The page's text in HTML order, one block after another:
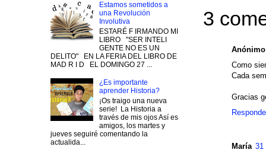
3
Anónimo
Como
Cada
Gracias
María 31
Estamos sometidos a
una Revolución
Involutiva
ESTARÉ F IRMANDO MI
LIBRO "SER INTELI
GENTE NO ES UN
DELITO" EN LA FERIA DEL LIBRO DE
MAD R I D EL DOMINGO 27 ...
¿Es importante
aprender Historia?
¡Os traigo una nueva
serie! La Historia a
través de mis ojos Así es
amigos, los martes y
jueves seguiré comentando la
actualida...